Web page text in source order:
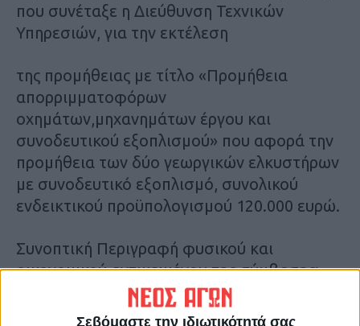
Σεβόμαστε την ιδιωτικότητά σας
που συνέταξε η Διεύθυνση Τεχνικών
Υπηρεσιών, για την εκτέλεση
της προμήθειας με τίτλο «Προμήθεια
απορριμματοφόρων
οχημάτων,μηχανημάτων έργου και
συνοδευτικού εξοπλισμού» που αφορά την
προμήθεια των δύο γεωργικών ελκυστήρων
με συνοδευτικό εξοπλισμό, συνολικού
ενδεικτικού προϋπολογισμού 120.000 ευρώ.
Συνοπτική Περιγραφή φυσικού και
οικονομικού αντικειμένου της σύμβασης:
-προμήθεια δύο γεωργικών ελκυστήρων